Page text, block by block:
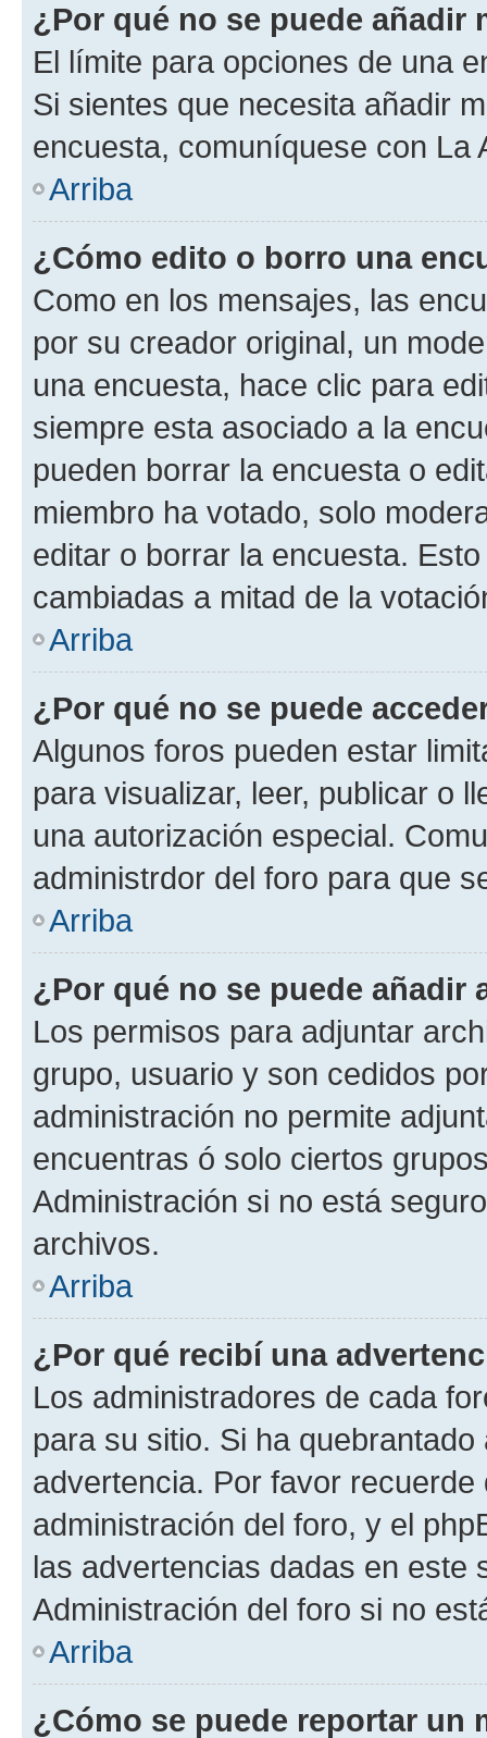
¿Por qué no se puede añadir
El límite para opciones de una
Si sientes que necesita añadir
encuesta, comuníquese con La
Arriba
¿Cómo edito o borro una
Como en los mensajes, las
por su creador original, un
una encuesta, hace clic para
siempre esta asociado a la
pueden borrar la encuesta o
miembro ha votado, solo
editar o borrar la encuesta.
cambiadas a mitad de la
Arriba
¿Por qué no se puede
Algunos foros pueden estar
para visualizar, leer, publicar o
una autorización especial.
administrdor del foro para que
Arriba
¿Por qué no se puede añadir
Los permisos para adjuntar
grupo, usuario y son cedidos
administración no permite
encuentras ó solo ciertos
Administración si no está
archivos.
Arriba
¿Por qué recibí una
Los administradores de cada
para su sitio. Si ha
advertencia. Por favor
administración del foro, y el
las advertencias dadas en este
Administración del foro si no
Arriba
¿Cómo se puede reportar un